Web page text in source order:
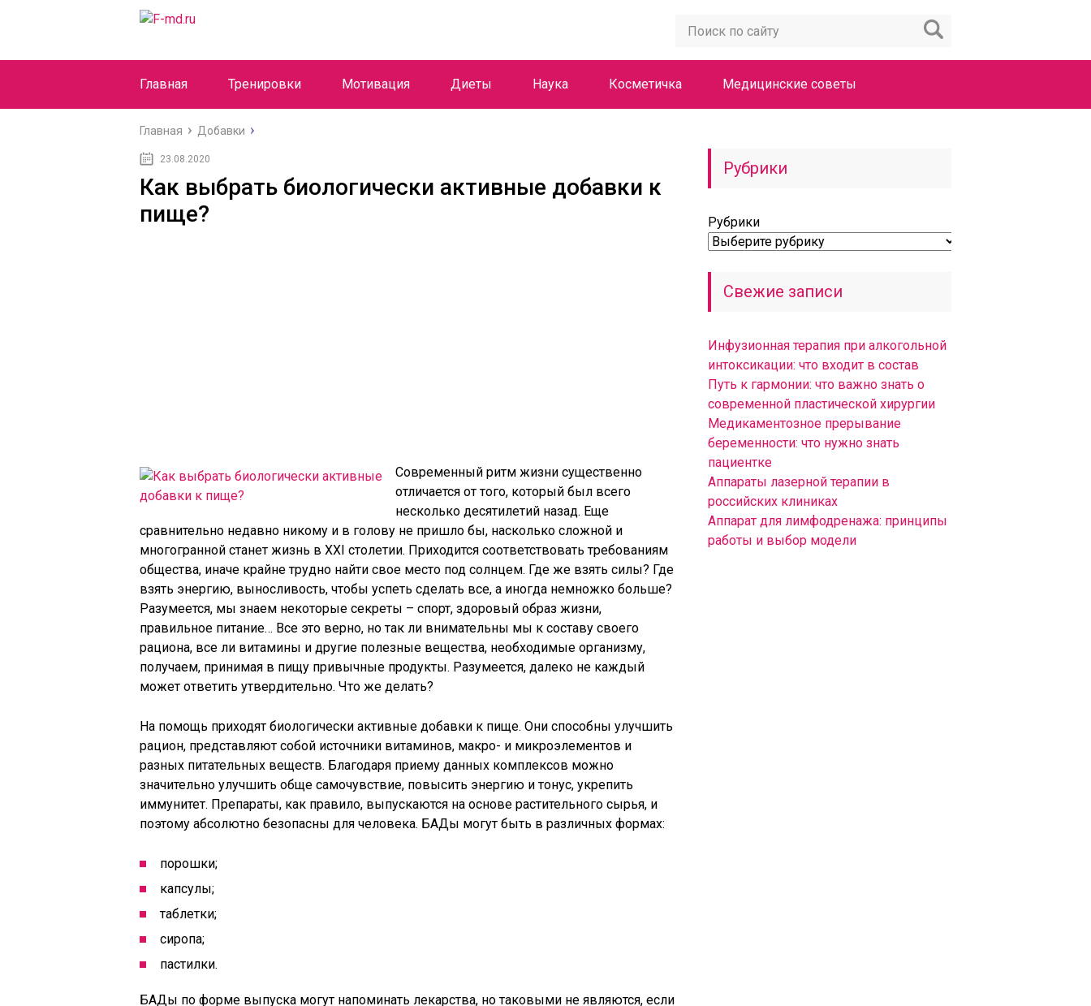
Главная Тренировки Мотивация Диеты Наука Косметичка Медицинские советы
Главная Добавки
23.08.2020
Как выбрать биологически активные добавки к
пище?
Современный ритм жизни существенно
отличается от того, который был всего
несколько десятилетий назад. Еще
сравнительно недавно никому и в голову не пришло бы, насколько сложной и
многогранной станет жизнь в XXI столетии. Приходится соответствовать требованиям
общества, иначе крайне трудно найти свое место под солнцем. Где же взять силы? Где
взять энергию, выносливость, чтобы успеть сделать все, а иногда немножко больше?
Разумеется, мы знаем некоторые секреты – спорт, здоровый образ жизни,
правильное питание… Все это верно, но так ли внимательны мы к составу своего
рациона, все ли витамины и другие полезные вещества, необходимые организму,
получаем, принимая в пищу привычные продукты. Разумеется, далеко не каждый
может ответить утвердительно. Что же делать?
На помощь приходят биологически активные добавки к пище. Они способны улучшить
рацион, представляют собой источники витаминов, макро- и микроэлементов и
разных питательных веществ. Благодаря приему данных комплексов можно
значительно улучшить обще самочувствие, повысить энергию и тонус, укрепить
иммунитет. Препараты, как правило, выпускаются на основе растительного сырья, и
поэтому абсолютно безопасны для человека. БАДы могут быть в различных формах:
порошки;
капсулы;
таблетки;
сиропа;
пастилки.
БАДы по форме выпуска могут напоминать лекарства, но таковыми не являются, если
Рубрики
Рубрики
Свежие записи
Инфузионная терапия при алкогольной
интоксикации: что входит в состав
Путь к гармонии: что важно знать о
современной пластической хирургии
Медикаментозное прерывание
беременности: что нужно знать
пациентке
Аппараты лазерной терапии в
российских клиниках
Аппарат для лимфодренажа: принципы
работы и выбор модели